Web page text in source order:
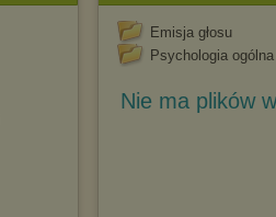
Emisja głosu
Psychologia ogólna
Nie ma plików